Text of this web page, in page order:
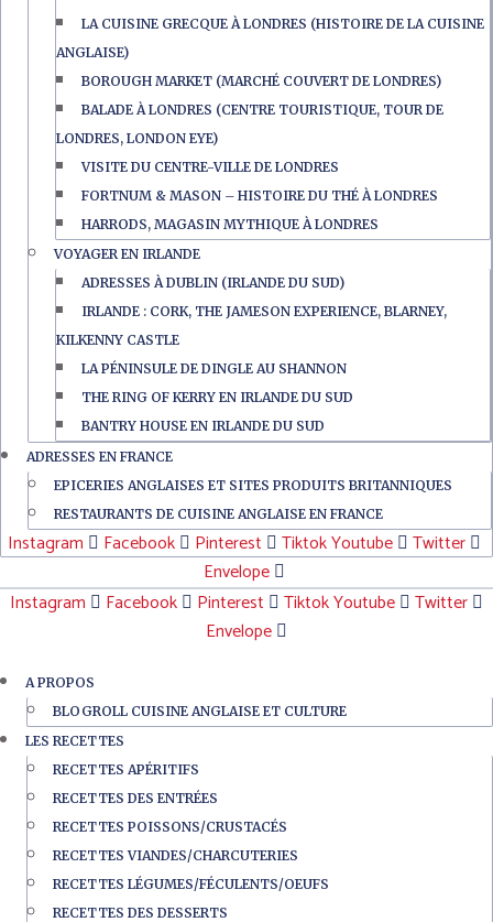
LA CUISINE GRECQUE À LONDRES (HISTOIRE DE LA CUISINE
ANGLAISE)
BOROUGH MARKET (MARCHÉ COUVERT DE LONDRES)
BALADE À LONDRES (CENTRE TOURISTIQUE, TOUR DE
LONDRES, LONDON EYE)
VISITE DU CENTRE-VILLE DE LONDRES
FORTNUM & MASON – HISTOIRE DU THÉ À LONDRES
HARRODS, MAGASIN MYTHIQUE À LONDRES
VOYAGER EN IRLANDE
ADRESSES À DUBLIN (IRLANDE DU SUD)
IRLANDE : CORK, THE JAMESON EXPERIENCE, BLARNEY,
KILKENNY CASTLE
LA PÉNINSULE DE DINGLE AU SHANNON
THE RING OF KERRY EN IRLANDE DU SUD
BANTRY HOUSE EN IRLANDE DU SUD
ADRESSES EN FRANCE
EPICERIES ANGLAISES ET SITES PRODUITS BRITANNIQUES
RESTAURANTS DE CUISINE ANGLAISE EN FRANCE
Instagram Facebook Pinterest TiktokYoutube
Twitter
Envelope
Instagram
Facebook Pinterest TiktokYoutube
Twitter
Envelope
A PROPOS
BLOGROLL CUISINE ANGLAISE ET CULTURE
LES RECETTES
RECETTES APÉRITIFS
RECETTES DES ENTRÉES
RECETTES POISSONS/CRUSTACÉS
RECETTES VIANDES/CHARCUTERIES
RECETTES LÉGUMES/FÉCULENTS/OEUFS
RECETTES DES DESSERTS